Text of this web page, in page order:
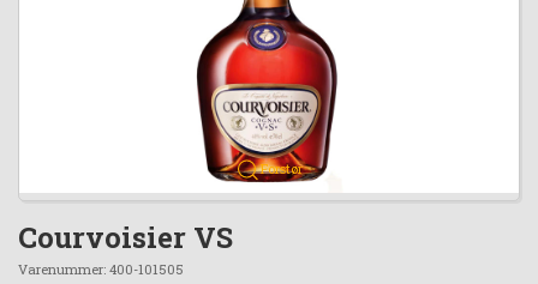
Forstør
Courvoisier VS
Varenummer: 400-101505